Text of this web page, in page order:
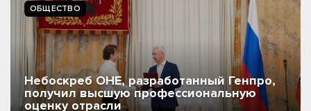
ОБЩЕСТВО
Небоскреб ОНЕ, разработанный Генпро,
получил высшую профессиональную
оценку отрасли